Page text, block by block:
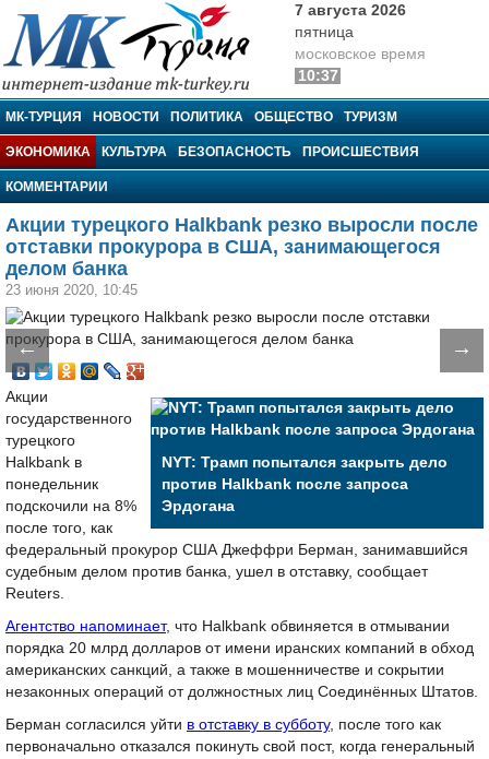
МК-Турция
7 августа 2026
пятница
московское время
10:37
МК-ТУРЦИЯ НОВОСТИ ПОЛИТИКА ОБЩЕСТВО ТУРИЗМ
ЭКОНОМИКА КУЛЬТУРА БЕЗОПАСНОСТЬ ПРОИСШЕСТВИЯ
КОММЕНТАРИИ
Акции турецкого Halkbank резко выросли после
отставки прокурора в США, занимающегося
делом банка
23 июня 2020, 10:45
← →
NYT: Трамп попытался закрыть дело
против Halkbank после запроса
Эрдогана
Акции
государственного
турецкого
Halkbank в
понедельник
подскочили на 8%
после того, как
федеральный прокурор США Джеффри Берман, занимавшийся
судебным делом против банка, ушел в отставку, сообщает
Reuters.
Агентство напоминает, что Halkbank обвиняется в отмывании
порядка 20 млрд долларов от имени иранских компаний в обход
американских санкций, а также в мошенничестве и сокрытии
незаконных операций от должностных лиц Соединённых Штатов.
Берман согласился уйти в отставку в субботу, после того как
первоначально отказался покинуть свой пост, когда генеральный